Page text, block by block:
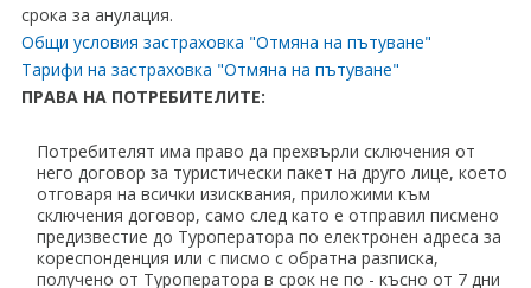
срока за анулация.
Общи условия застраховка "Отмяна на пътуване"
Тарифи на застраховка "Отмяна на пътуване"
ПРАВА НА ПОТРЕБИТЕЛИТЕ:
Потребителят има право да прехвърли сключения от
него договор за туристически пакет на друго лице, което
отговаря на всички изисквания, приложими към
сключения договор, само след като е отправил писмено
предизвестие до Туроператора по електронен адреса за
кореспонденция или с писмо с обратна разписка,
получено от Туроператора в срок не по - късно от 7 дни